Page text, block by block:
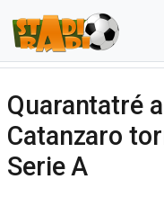
Quarantatré
Catanzaro
Serie A